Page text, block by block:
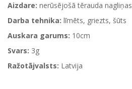
Aizdare: nerūsējošā tērauda nagliņas
Darba tehnika: līmēts, griezts, šūts
Auskara garums: 10cm
Svars: 3g
Ražotājvalsts: Latvija